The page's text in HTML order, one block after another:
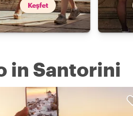
Keşfet
in Santorini